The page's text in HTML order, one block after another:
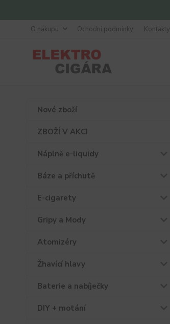
O nákupu Ochodní podmínky Kontakty
Nové zboží
ZBOŽÍ V AKCI
Náplně e-liquidy
Báze a příchutě
E-cigarety
Gripy a Mody
Atomizéry
Žhavící hlavy
Baterie a nabíječky
DIY + motání